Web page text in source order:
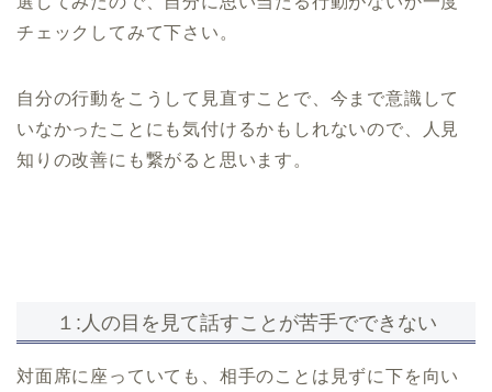
チェックしてみて下さい。
自分の行動をこうして見直すことで、今まで意識して
いなかったことにも気付けるかもしれないので、人見
知りの改善にも繋がると思います。
１:人の目を見て話すことが苦手でできない
対面席に座っていても、相手のことは見ずに下を向い